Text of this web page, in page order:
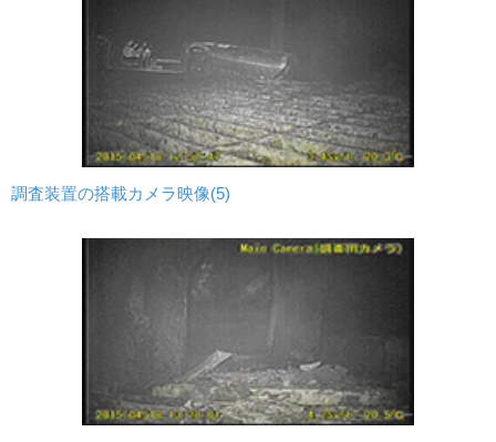
調査装置の搭載カメラ映像(5)